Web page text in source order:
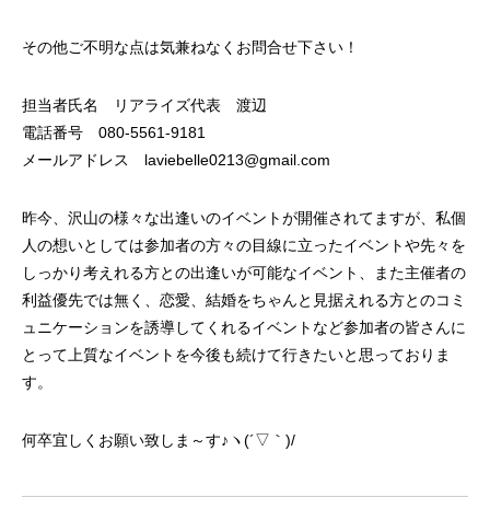
その他ご不明な点は気兼ねなくお問合せ下さい！
担当者氏名 リアライズ代表 渡辺
電話番号 080-5561-9181
メールアドレス laviebelle0213@gmail.com
昨今、沢山の様々な出逢いのイベントが開催されてますが、私個
人の想いとしては参加者の方々の目線に立ったイベントや先々を
しっかり考えれる方との出逢いが可能なイベント、また主催者の
利益優先では無く、恋愛、結婚をちゃんと見据えれる方とのコミ
ュニケーションを誘導してくれるイベントなど参加者の皆さんに
とって上質なイベントを今後も続けて行きたいと思っておりま
す。
何卒宜しくお願い致しま～す♪ヽ(´▽｀)/